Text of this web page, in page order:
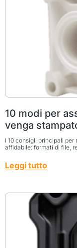
10 modi per
venga
I 10 consigli principali
affidabile: formati di file,
Leggi tutto